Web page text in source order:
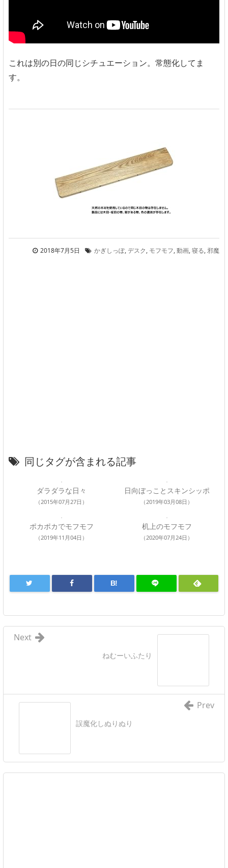
これは別の日の同じシチュエーション。常態化してま
す。
2018年7月5日 かぎしっぽ,デスク, モフモフ,動画,寝る,邪魔
同じタグが含まれる記事
ダラダラな日々
（2015年07月27日）
日向ぼっことスキンシッポ
（2019年03月08日）
ポカポカでモフモフ
（2019年11月04日）
机上のモフモフ
（2020年07月24日）
B!
ねむーいふたり
Next
誤魔化しぬりぬり
Prev